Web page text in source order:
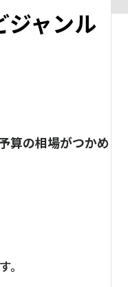
ジャンル
算の相場がつかめ
。